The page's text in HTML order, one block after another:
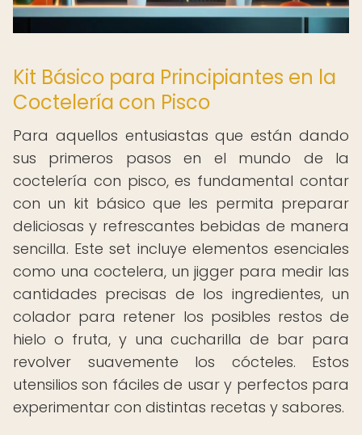
Kit Básico para Principiantes en la
Coctelería con Pisco
Para aquellos entusiastas que están dando
sus primeros pasos en el mundo de la
coctelería con pisco, es fundamental contar
con un kit básico que les permita preparar
deliciosas y refrescantes bebidas de manera
sencilla. Este set incluye elementos esenciales
como una coctelera, un jigger para medir las
cantidades precisas de los ingredientes, un
colador para retener los posibles restos de
hielo o fruta, y una cucharilla de bar para
revolver suavemente los cócteles. Estos
utensilios son fáciles de usar y perfectos para
experimentar con distintas recetas y sabores.